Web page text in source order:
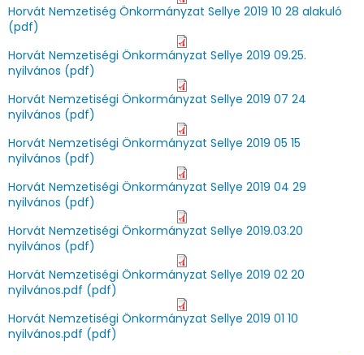
Horvát Nemzetiség Önkormányzat Sellye 2019 10 28 alakuló
(pdf)
Horvát Nemzetiségi Önkormányzat Sellye 2019 09.25.
nyilvános (pdf)
Horvát Nemzetiségi Önkormányzat Sellye 2019 07 24
nyilvános (pdf)
Horvát Nemzetiségi Önkormányzat Sellye 2019 05 15
nyilvános (pdf)
Horvát Nemzetiségi Önkormányzat Sellye 2019 04 29
nyilvános (pdf)
Horvát Nemzetiségi Önkormányzat Sellye 2019.03.20
nyilvános (pdf)
Horvát Nemzetiségi Önkormányzat Sellye 2019 02 20
nyilvános.pdf (pdf)
Horvát Nemzetiségi Önkormányzat Sellye 2019 01 10
nyilvános.pdf (pdf)